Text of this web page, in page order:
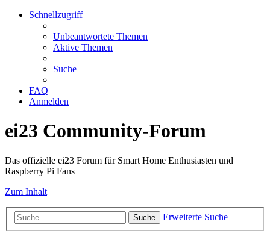
Schnellzugriff
Unbeantwortete Themen
Aktive Themen
Suche
FAQ
Anmelden
ei23 Community-Forum
Das offizielle ei23 Forum für Smart Home Enthusiasten und
Raspberry Pi Fans
Zum Inhalt
Suche Erweiterte Suche